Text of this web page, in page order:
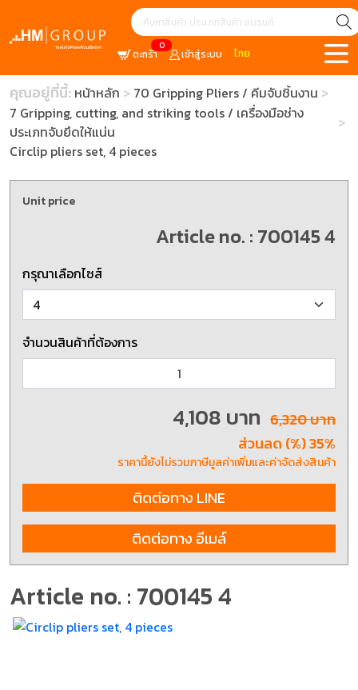
0
ตะกร้า เข้าสู่ระบบ ไทย
คุณอยู่ที่นี้: หน้าหลัก
70 Gripping Pliers / คีมจับชิ้นงาน
7 Gripping, cutting, and striking tools / เครื่องมือช่าง
ประเภทจับยึดให้แน่น
Circlip pliers set, 4 pieces
Article no. : 700145 4
Unit price
Article no. : 700145 4
กรุณาเลือกไซส์
จำนวนสินค้าที่ต้องการ
4,108 บาท 6,320 บาท
ส่วนลด (%) 35%
ราคานี้ยังไม่รวมภาษีมูลค่าเพิ่มและค่าจัดส่งสินค้า
ติดต่อทาง LINE
ติดต่อทาง อีเมล์